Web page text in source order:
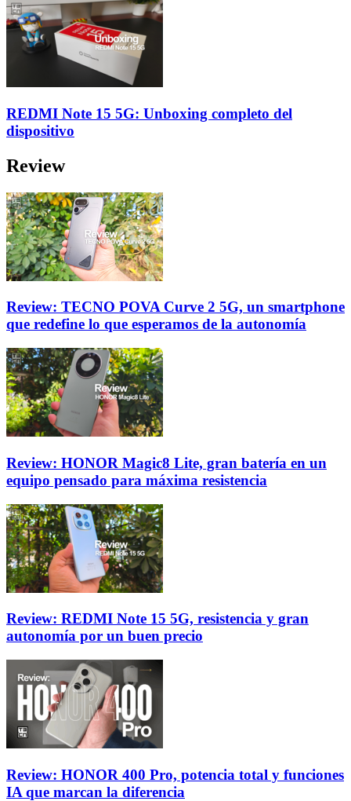
REDMI Note 15 5G: Unboxing completo del
dispositivo
Review
Review: TECNO POVA Curve 2 5G, un smartphone
que redefine lo que esperamos de la autonomía
Review: HONOR Magic8 Lite, gran batería en un
equipo pensado para máxima resistencia
Review: REDMI Note 15 5G, resistencia y gran
autonomía por un buen precio
Review: HONOR 400 Pro, potencia total y funciones
IA que marcan la diferencia